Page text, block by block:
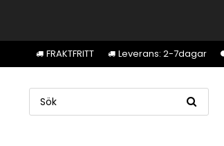
FRAKTFRITT Leverans: 2-7dagar